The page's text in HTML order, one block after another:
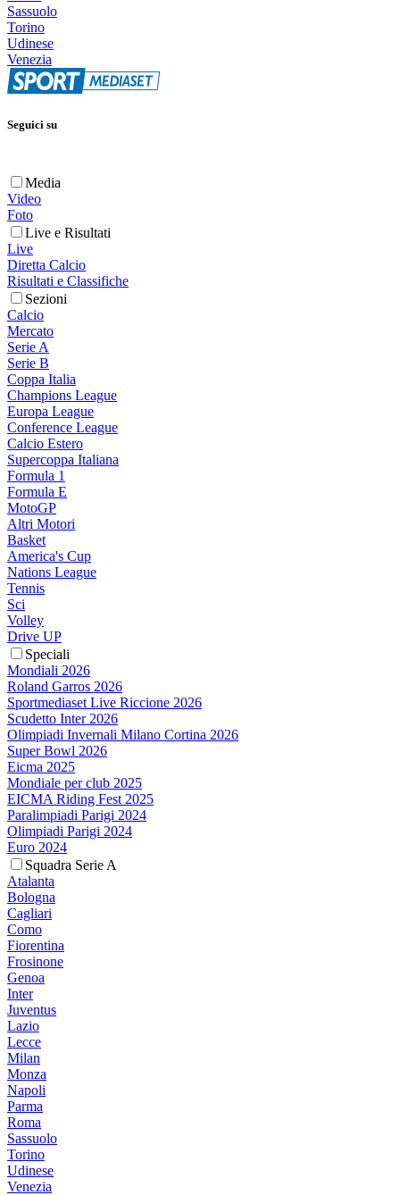
Sassuolo
Torino
Udinese
Venezia
Seguici su
Media
Video
Foto
Live e Risultati
Live
Diretta Calcio
Risultati e Classifiche
Sezioni
Calcio
Mercato
Serie A
Serie B
Coppa Italia
Champions League
Europa League
Conference League
Calcio Estero
Supercoppa Italiana
Formula 1
Formula E
MotoGP
Altri Motori
Basket
America's Cup
Nations League
Tennis
Sci
Volley
Drive UP
Speciali
Mondiali 2026
Roland Garros 2026
Sportmediaset Live Riccione 2026
Scudetto Inter 2026
Olimpiadi Invernali Milano Cortina 2026
Super Bowl 2026
Eicma 2025
Mondiale per club 2025
EICMA Riding Fest 2025
Paralimpiadi Parigi 2024
Olimpiadi Parigi 2024
Euro 2024
Squadra Serie A
Atalanta
Bologna
Cagliari
Como
Fiorentina
Frosinone
Genoa
Inter
Juventus
Lazio
Lecce
Milan
Monza
Napoli
Parma
Roma
Sassuolo
Torino
Udinese
Venezia